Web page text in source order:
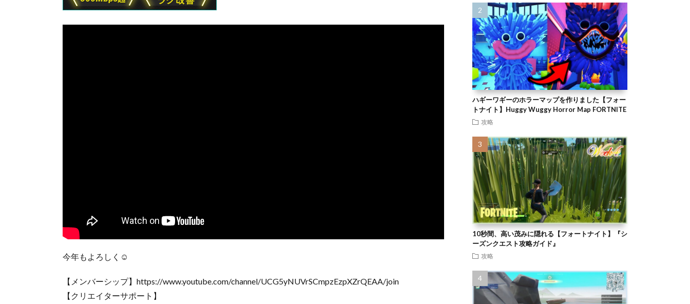
今年もよろしく☺
【メンバーシップ】https://www.youtube.com/channel/UCG5yNUVrSCmpzEzpXZrQEAA/join
【クリエイターサポート】
ハギーワギーのホラーマップを作りました【フォー
トナイト】Huggy Wuggy Horror Map FORTNITE
攻略
10秒間、高い茂みに隠れる【フォートナイト】『シ
ーズンクエスト攻略ガイド』
攻略